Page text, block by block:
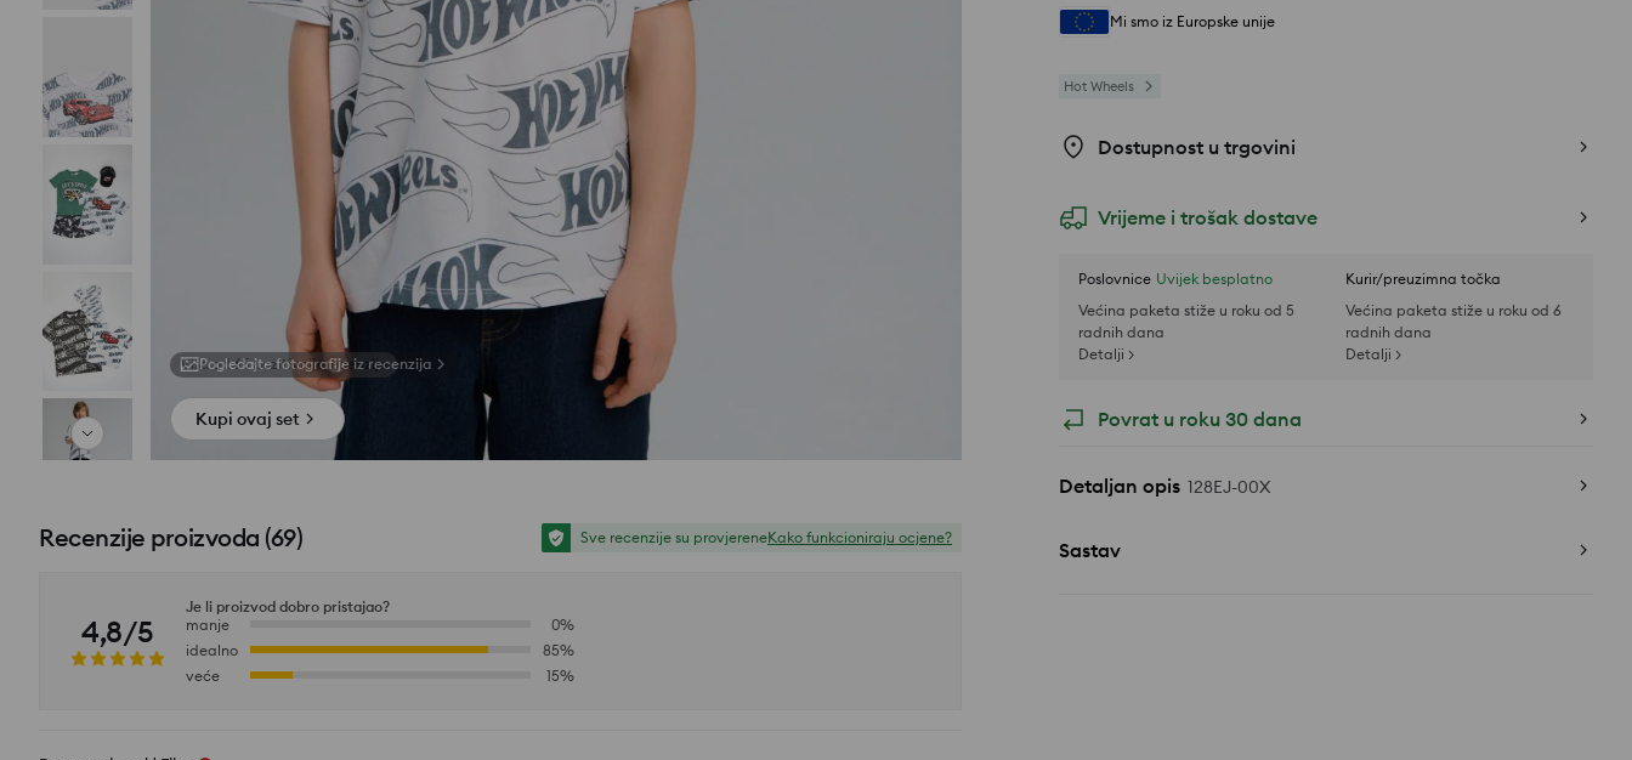
Mi smo iz Europske unije
Hot Wheels
Dostupnost u trgovini
Vrijeme i trošak dostave
Poslovnice Uvijek besplatno
Većina paketa stiže u roku od 5
radnih dana
Detalji >
Kurir/preuzimna točka
Većina paketa stiže u roku od 6
radnih dana
Detalji >
Povrat u roku 30 dana
Detaljan opis 128EJ-00X
Sastav
Pogledajte fotografije iz recenzija
Kupi ovaj set
Recenzije proizvoda (69) Sve recenzije su provjereneKako funkcioniraju ocjene?
4,8/5
Je li proizvod dobro pristajao?
manje
0%
idealno
85%
veće
15%